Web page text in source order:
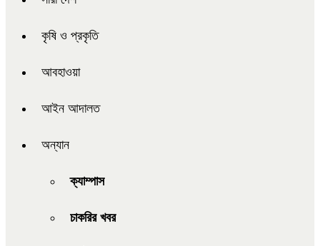
কৃষি ও প্রকৃতি
আবহাওয়া
আইন আদালত
অন্যান
ক্যাম্পাস
চাকরির খবর